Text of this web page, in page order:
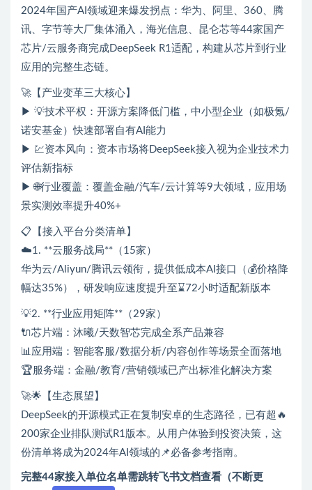
2024年国产AI领域迎来爆发拐点：华为、阿里、360、腾
讯、字节等大厂集体涌入，海光信息、昆仑芯等44家国产
芯片/云服务商完成DeepSeek R1适配，构建从芯片到行业
应用的完整生态链。
🚀【产业变革三大核心】
▶ 💡技术平权：开源方案降低门槛，中小型企业（如极氪/
诺安基金）快速部署自有AI能力
▶ 💹资本风向：资本市场将DeepSeek接入视为企业技术力
评估新指标
▶ 🌐行业覆盖：覆盖金融/汽车/云计算等9大领域，应用场
景实测效率提升40%+
📋【接入平台分类清单】
☁️1. **云服务战局**（15家）
华为云/Aliyun/腾讯云领衔，提供低成本AI接口（💰价格降
幅达35%），研发响应速度提升至⌛72小时适配新版本
💡2. **行业应用矩阵**（29家）
🔌芯片端：沐曦/天数智芯完成全系产品兼容
📊应用端：智能客服/数据分析/内容创作等场景全面落地
🏆服务端：金融/教育/营销领域已产出标准化解决方案
🚀🌟【生态展望】
DeepSeek的开源模式正在复制安卓的生态路径，已有超🔥
200家企业排队测试R1版本。从用户体验到投资决策，这
份清单将成为2024年AI领域的📌必备参考指南。
完整44家接入单位名单需跳转飞书文档查看（不断更